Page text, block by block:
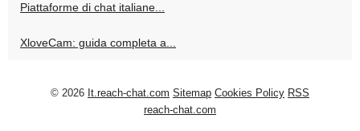
Piattaforme di chat italiane...
XloveCam: guida completa a...
© 2026 It.reach-chat.com Sitemap Cookies Policy RSS
reach-chat.com